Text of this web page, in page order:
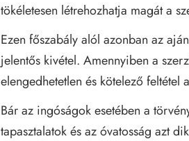
tökéletesen létrehozhatja magát a
Ezen főszabály alól azonban az
jelentős kivétel. Amennyiben a
elengedhetetlen és kötelező feltétel
Bár az ingóságok esetében a
tapasztalatok és az óvatosság azt